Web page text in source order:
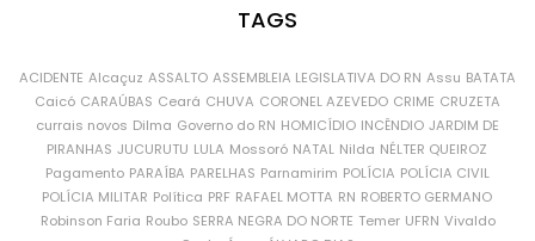
TAGS
ACIDENTE Alcaçuz ASSALTO ASSEMBLEIA LEGISLATIVA DO RN Assu BATATA
Caicó CARAÚBAS Ceará CHUVA CORONEL AZEVEDO CRIME CRUZETA
currais novos Dilma Governo do RN HOMICÍDIO INCÊNDIO JARDIM DE
PIRANHAS JUCURUTU LULA Mossoró NATAL Nilda NÉLTER QUEIROZ
Pagamento PARAÍBA PARELHAS Parnamirim POLÍCIA POLÍCIA CIVIL
POLÍCIA MILITAR Política PRF RAFAEL MOTTA RN ROBERTO GERMANO
Robinson Faria Roubo SERRA NEGRA DO NORTE Temer UFRN Vivaldo